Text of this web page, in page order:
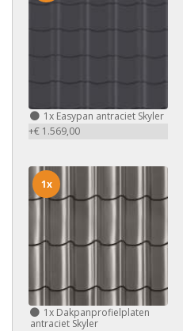
1x Easypan antraciet Skyler
+€ 1.569,00
1x Dakpanprofielplaten
antraciet Skyler
1x